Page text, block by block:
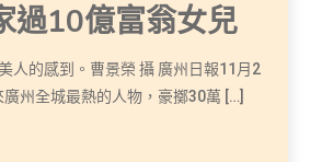
過10億富翁女兒
人的感到。曹景榮 攝 廣州日報11月2
廣州全城最熱的人物，豪擲30萬 […]